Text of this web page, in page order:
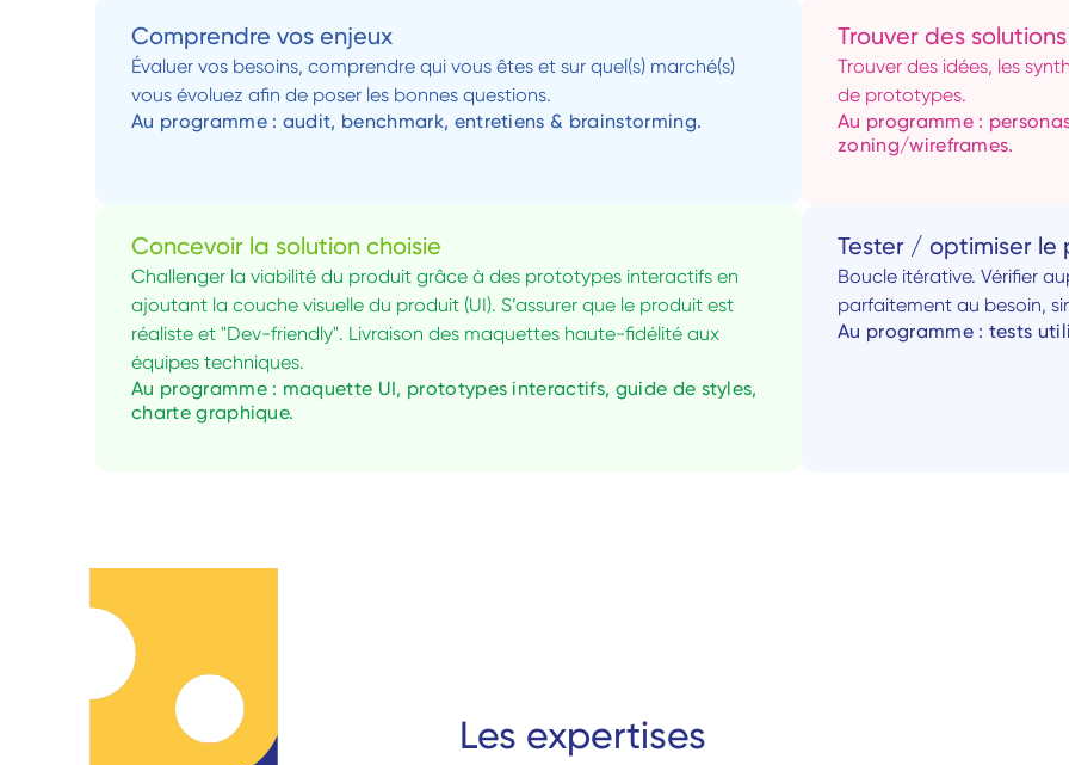
Comprendre vos enjeux
Évaluer vos besoins, comprendre qui vous êtes et sur quel(s) marché(s)
vous évoluez afin de poser les bonnes questions.
Au programme : audit, benchmark, entretiens & brainstorming.
Trouver des solutions
Trouver des idées, les
de prototypes.
Au programme :
zoning/wireframes.
Concevoir la solution choisie
Challenger la viabilité du produit grâce à des prototypes interactifs en
ajoutant la couche visuelle du produit (UI). S’assurer que le produit est
réaliste et "Dev-friendly". Livraison des maquettes haute-fidélité aux
équipes techniques.
Au programme : maquette UI, prototypes interactifs, guide de styles,
charte graphique.
Tester / optimiser le
Boucle itérative. Vérifier
parfaitement au besoin,
Au programme : tests
Les expertises